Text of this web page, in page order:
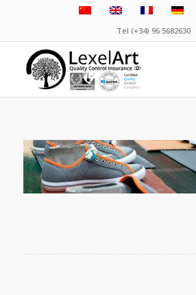
Tel (+34) 96 5682630